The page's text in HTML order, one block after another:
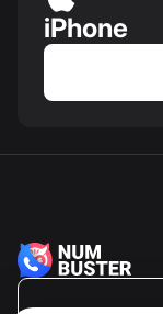
iPhone